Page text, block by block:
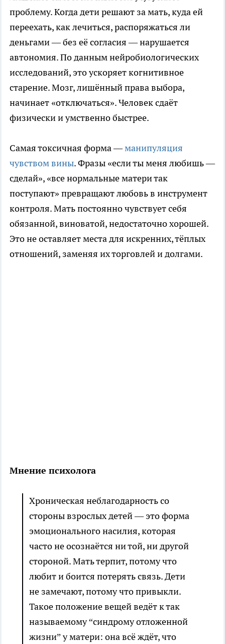
проблему. Когда дети решают за мать, куда ей
переехать, как лечиться, распоряжаться ли
деньгами — без её согласия — нарушается
автономия. По данным нейробиологических
исследований, это ускоряет когнитивное
старение. Мозг, лишённый права выбора,
начинает «отключаться». Человек сдаёт
физически и умственно быстрее.
Самая токсичная форма —манипуляция
чувством вины. Фразы «если ты меня любишь —
сделай», «все нормальные матери так
поступают» превращают любовь в инструмент
контроля. Мать постоянно чувствует себя
обязанной, виноватой, недостаточно хорошей.
Это не оставляет места для искренних, тёплых
отношений, заменяя их торговлей и долгами.
Мнение психолога
Хроническая неблагодарность со
стороны взрослых детей — это форма
эмоционального насилия, которая
часто не осознаётся ни той, ни другой
стороной. Мать терпит, потому что
любит и боится потерять связь. Дети
не замечают, потому что привыкли.
Такое положение вещей ведёт к так
называемому “синдрому отложенной
жизни” у матери: она всё ждёт, что